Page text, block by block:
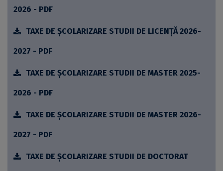
2026 - PDF
TAXE DE ȘCOLARIZARE STUDII DE LICENȚĂ 2026-
2027 - PDF
TAXE DE ȘCOLARIZARE STUDII DE MASTER 2025-
2026 - PDF
TAXE DE ȘCOLARIZARE STUDII DE MASTER 2026-
2027 - PDF
TAXE DE ȘCOLARIZARE STUDII DE DOCTORAT